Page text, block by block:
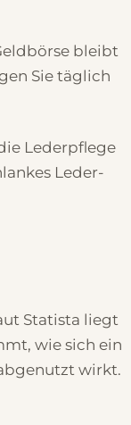
bleibt
Sie täglich
Lederpflege
Leder-
Statista liegt
wie sich ein
wirkt.